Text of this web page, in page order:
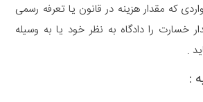
که مقدار هزینه در قانون یا تعرفه رسمی
را دادگاه به نظر خود یا به وسیله
.
: